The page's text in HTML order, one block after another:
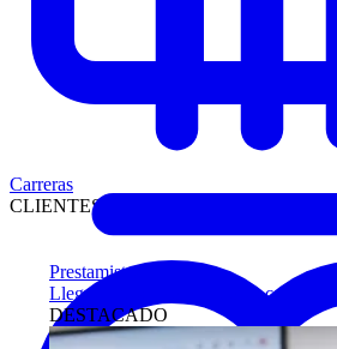
Prestamistas
Llegue antes a compradores calificados
DESTACADO
Carreras
CLIENTES